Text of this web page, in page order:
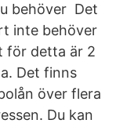
behöver Det
inte behöver
för detta är 2
Det finns
över flera
Du kan